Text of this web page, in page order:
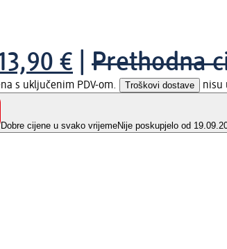
€ Prethodna
s uključenim PDV-om. Troškovi dostave nisu
Dobre cijene u svako vrijemeNije poskupjelo od